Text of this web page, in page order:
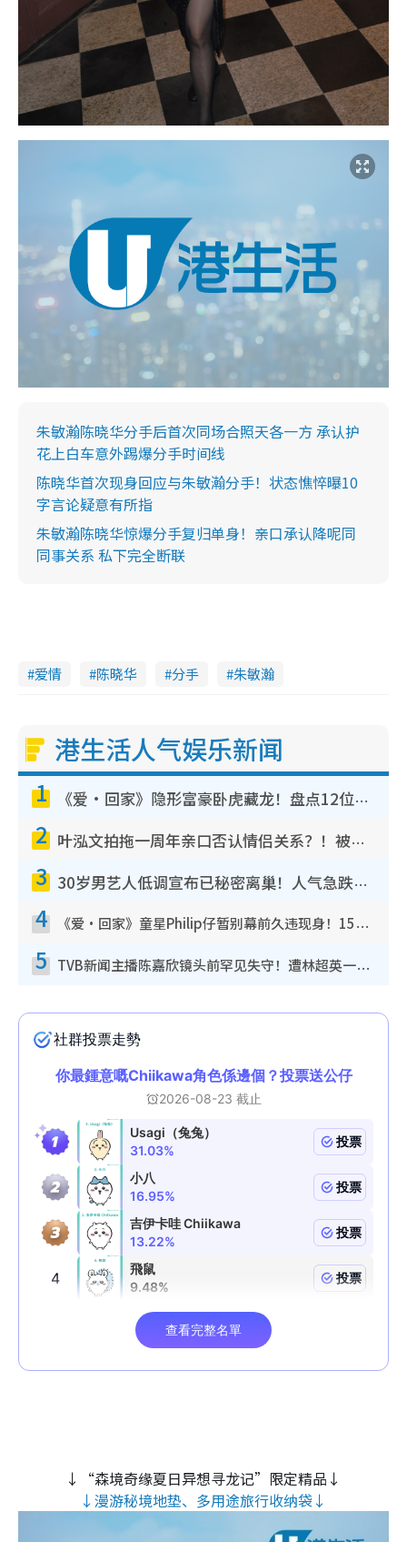
朱敏瀚陈晓华分手后首次同场合照天各一方 承认护
花上白车意外踢爆分手时间线
陈晓华首次现身回应与朱敏瀚分手！状态憔悴曝10
字言论疑意有所指
朱敏瀚陈晓华惊爆分手复归单身！亲口承认降呢同
同事关系 私下完全断联
爱情 陈晓华 分手 朱敏瀚
港生活人气娱乐新闻
1 《爱·回家》隐形富豪卧虎藏龙！盘点12位财气逼人的有钱艺人：这位美女3亿身家不愁做
2 叶泓文拍拖一周年亲口否认情侣关系？！被质疑感情造假竟称GM“普通同事”
3 30岁男艺人低调宣布已秘密离巢！人气急跌变失踪人口：“这几年过得并不容易”
4 《爱·回家》童星Philip仔暂别幕前久违现身！15岁近况暴风成长长高变帅气少年
5 TVB新闻主播陈嘉欣镜头前罕见失守！遭林超英一句话突袭吓坏当场大笑
↓“森境奇缘夏日异想寻龙记”限定精品↓
↓漫游秘境地垫、多用途旅行收纳袋↓